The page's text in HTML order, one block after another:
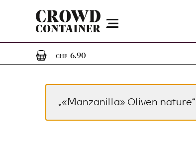
Menu
CHF 6.901 Artikel im Warenkorb
„«Manzanilla» Oliven